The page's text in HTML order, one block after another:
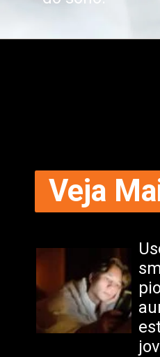
Veja